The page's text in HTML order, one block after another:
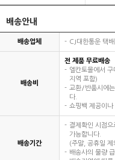
배송안내
배송업체 CJ대한통운 택배
배송비
전 제품 무료배송
엘칸토몰에서
지역 포함)
교환/반품시에
다.
쇼핑백 제공이나
배송기간
결제확인 시점
가능합니다.
(주말, 공휴일
배송사의 물량